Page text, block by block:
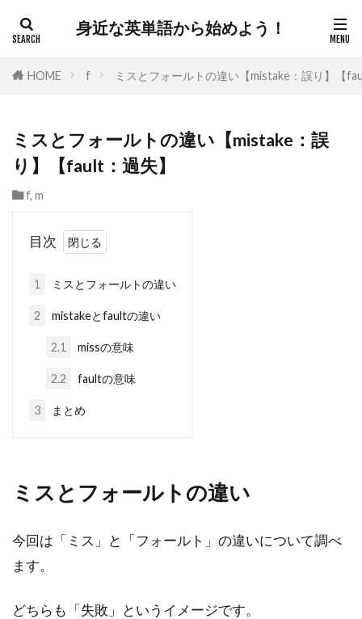
身近な英単語から始めよう！
HOME f ミスとフォールトの違い【mistake：誤り】【
ミスとフォールトの違い【mistake：誤
り】【fault：過失】
f, m
目次
1 ミスとフォールトの違い
2 mistakeとfaultの違い
2.1 missの意味
2.2 faultの意味
3 まとめ
ミスとフォールトの違い
今回は「ミス」と「フォールト」の違いについて調べ
ます。
どちらも「失敗」というイメージです。